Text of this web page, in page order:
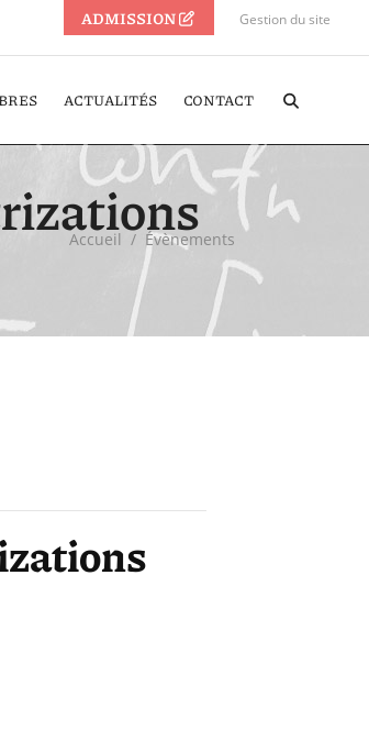
ADMISSION Gestion du site
ACTUALITÉS CONTACT
Accueil / Évènements